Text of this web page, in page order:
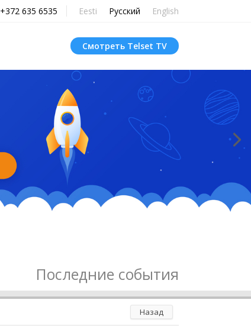
+372 635 6535 Eesti Русский English
Смотреть Telset TV
Последние события
Назад